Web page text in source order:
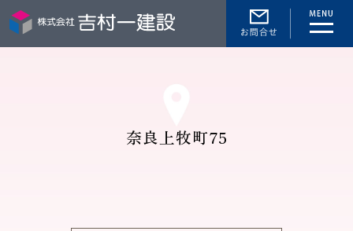
toggle
奈良上牧町75